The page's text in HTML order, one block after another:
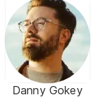
Danny Gokey